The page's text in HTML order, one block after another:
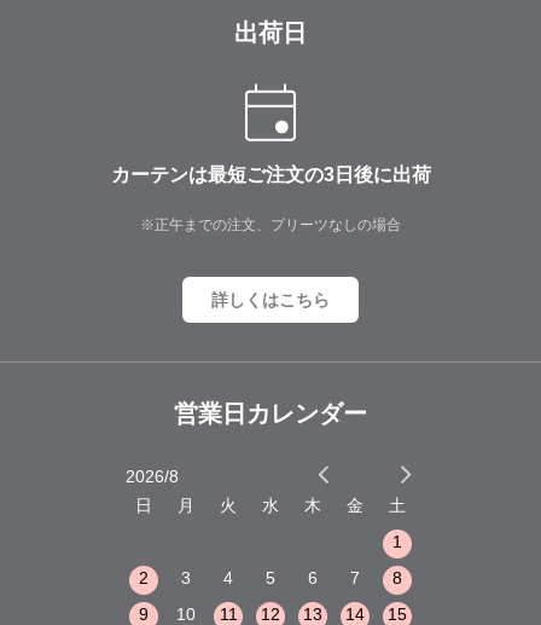
出荷日
カーテンは最短ご注文の3日後に出荷
※正午までの注文、プリーツなしの場合
詳しくはこちら
営業日カレンダー
2026/8
日
月 火 水 木 金
土
1
2
3 4 5 6 7
8
9
10 11 12 13 14
15